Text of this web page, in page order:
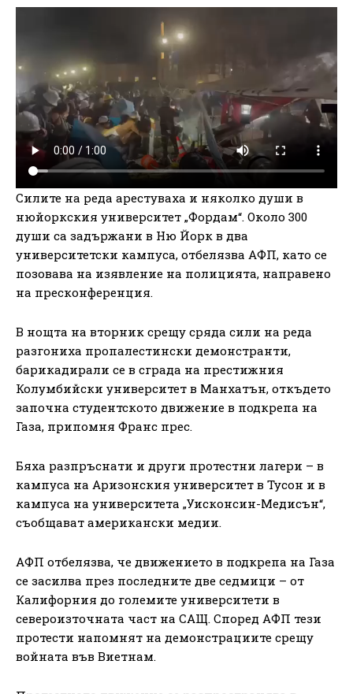
Силите на реда арестуваха и няколко души в
нюйоркския университет „Фордам“. Около 300
души са задържани в Ню Йорк в два
университетски кампуса, отбелязва АФП, като се
позовава на изявление на полицията, направено
на пресконференция.
В нощта на вторник срещу сряда сили на реда
разгониха пропалестински демонстранти,
барикадирали се в сграда на престижния
Колумбийски университет в Манхатън, откъдето
започна студентското движение в подкрепа на
Газа, припомня Франс прес.
Бяха разпръснати и други протестни лагери – в
кампуса на Аризонския университет в Тусон и в
кампуса на университета „Уисконсин-Медисън“,
съобщават американски медии.
АФП отбелязва, че движението в подкрепа на Газа
се засилва през последните две седмици – от
Калифорния до големите университети в
североизточната част на САЩ. Според АФП тези
протести напомнят на демонстрациите срещу
войната във Виетнам.